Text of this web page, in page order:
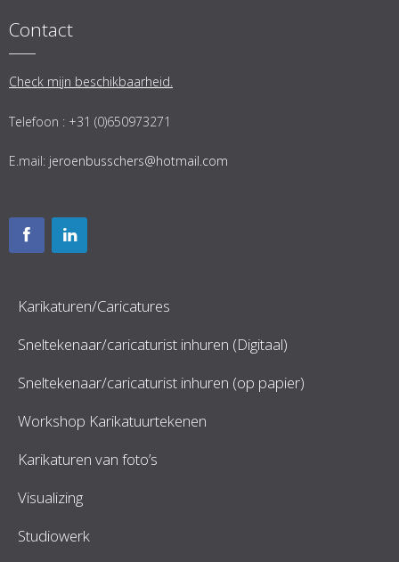
Contact
Check mijn beschikbaarheid.
Telefoon : +31 (0)650973271
E.mail: jeroenbusschers@hotmail.com
Karikaturen/Caricatures
Sneltekenaar/caricaturist inhuren (Digitaal)
Sneltekenaar/caricaturist inhuren (op papier)
Workshop Karikatuurtekenen
Karikaturen van foto’s
Visualizing
Studiowerk